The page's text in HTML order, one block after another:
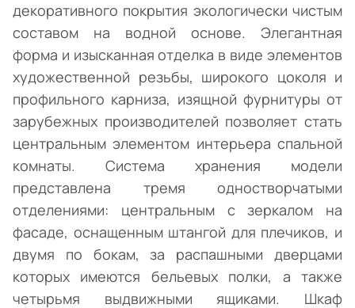
декоративного покрытия экологически чистым
составом на водной основе. Элегантная
форма и изысканная отделка в виде элементов
художественной резьбы, широкого цоколя и
профильного карниза, изящной фурнитуры от
зарубежных производителей позволяет стать
центральным элементом интерьера спальной
комнаты. Система хранения модели
представлена тремя одностворчатыми
отделениями: центральным с зеркалом на
фасаде, оснащенным штангой для плечиков, и
двумя по бокам, за распашными дверцами
которых имеются бельевых полки, а также
четырьмя выдвижными ящиками. Шкаф